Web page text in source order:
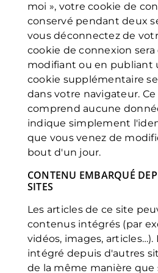
moi », votre cookie de
conservé pendant deux
vous déconnectez de
cookie de connexion sera
modifiant ou en publiant
cookie supplémentaire
dans votre navigateur.
comprend aucune
indique simplement
que vous venez de
bout d'un jour.
CONTENU EMBARQUÉ
SITES
Les articles de ce site
contenus intégrés (par
vidéos, images,
intégré depuis d'autres
de la même manière que